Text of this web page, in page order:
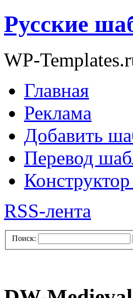
Русские
WP-
Главная
Реклама
Добавить
Перевод
RSS-лента
Поиск: